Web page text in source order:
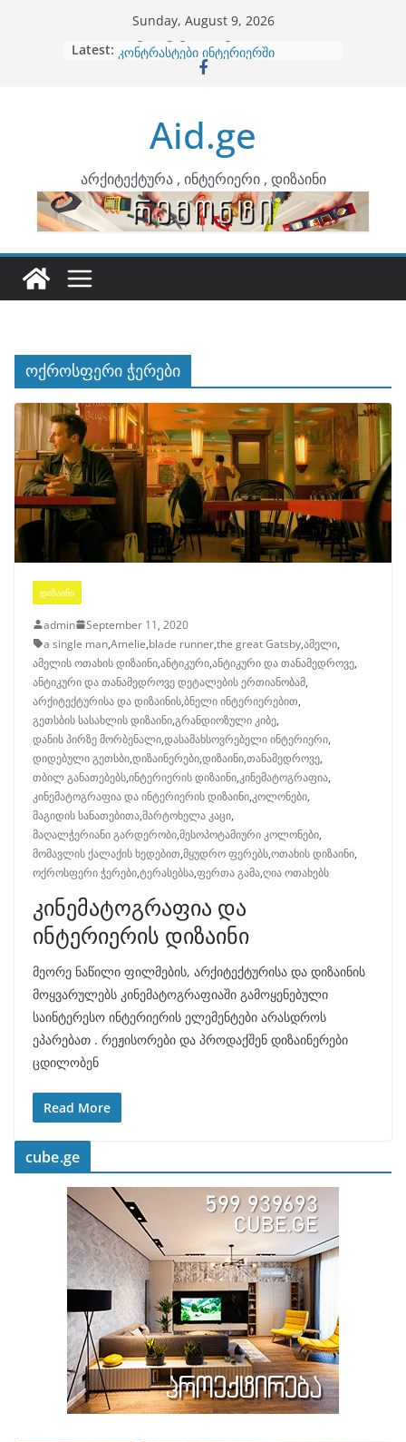
Sunday, August 9, 2026
Latest: ბინების გაერთიანება
კონტრასტები ინტერიერში
ინტერიერის დიზიანი
არტემიდი წარმოგიდგენთ
Aid.ge
არქიტექტურა , ინტერიერი , დიზაინი
ოქროსფერი ჭერები
ᲓᲘᲖᲐᲘᲜᲘ
admin
September 11, 2020
a single man,Amelie,blade runner,the great Gatsby,ამელი,
ამელის ოთახის დიზაინი,ანტიკური,ანტიკური და თანამედროვე,
ანტიკური და თანამედროვე დეტალების ერთიანობამ,
არქიტექტურისა და დიზაინის,ბნელი ინტერიერებით,
გეთსბის სასახლის დიზაინი,გრანდიოზული კიბე,
დანის პირზე მორბენალი,დასამახსოვრებელი ინტერიერი,
დიდებული გეთსბი,დიზაინერები,დიზაინი,თანამედროვე,
თბილ განათებებს,ინტერიერის დიზაინი,კინემატოგრაფია,
კინემატოგრაფია და ინტერიერის დიზაინი,კოლონები,
მაგიდის სანათებითა,მარტოხელა კაცი,
მაღალჭერიანი გარდერობი,მესოპოტამიური კოლონები,
მომავლის ქალაქის ხედებით,მყუდრო ფერებს,ოთახის დიზაინი,
ოქროსფერი ჭერები,ტერასებსა,ფერთა გამა,ღია ოთახებს
კინემატოგრაფია და
ინტერიერის დიზაინი
მეორე ნაწილი ფილმების, არქიტექტურისა და დიზაინის
მოყვარულებს კინემატოგრაფიაში გამოყენებული
საინტერესო ინტერიერის ელემენტები არასდროს
ეპარებათ . რეჟისორები და პროდაქშენ დიზაინერები
ცდილობენ
Read More
cube.ge